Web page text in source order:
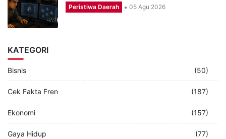
Peristiwa Daerah 05 Agu 2026
KATEGORI
Bisnis (50)
Cek Fakta Fren (187)
Ekonomi (157)
Gaya Hidup (77)